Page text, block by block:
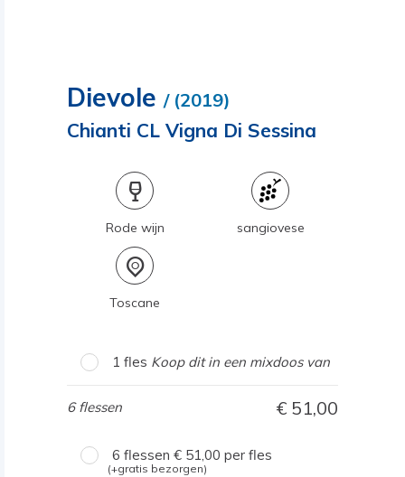
Dievole / (2019)
Chianti CL Vigna Di Sessina
Rode wijn sangiovese
Toscane
1 fles Koop dit in een mixdoos van
6 flessen 51,00
6 flessen 51,00 per fles
(+gratis bezorgen)